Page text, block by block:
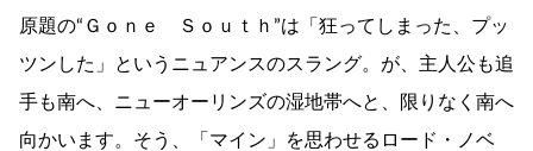
原題の“Ｇｏｎｅ Ｓｏｕｔｈ”は「狂ってしまった、プッ
ツンした」というニュアンスのスラング。が、主人公も追
手も南へ、ニューオーリンズの湿地帯へと、限りなく南へ
向かいます。そう、「マイン」を思わせるロード・ノベ